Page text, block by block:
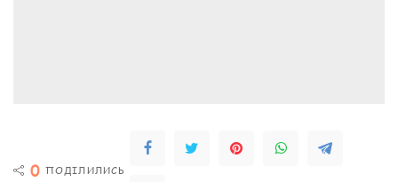
0 ПОДІЛИЛИСЬ